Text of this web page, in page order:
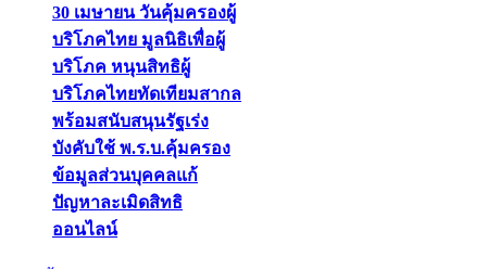
30 เมษายน วันคุ้มครองผู้
บริโภคไทย มูลนิธิเพื่อผู้
บริโภค หนุนสิทธิผู้
บริโภคไทยทัดเทียมสากล
พร้อมสนับสนุนรัฐเร่ง
บังคับใช้ พ.ร.บ.คุ้มครอง
ข้อมูลส่วนบุคคลแก้
ปัญหาละเมิดสิทธิ
ออนไลน์